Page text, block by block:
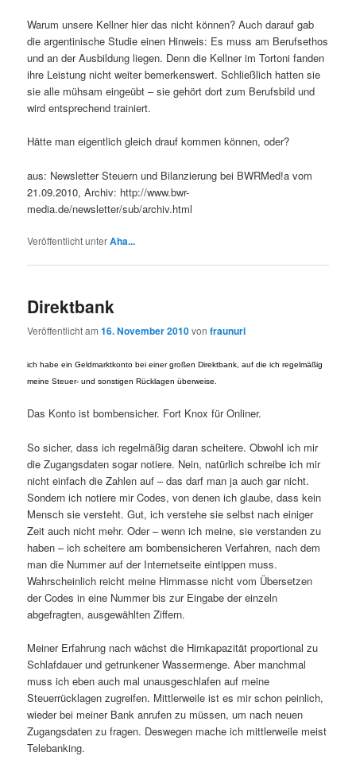
Warum unsere Kellner hier das nicht können? Auch darauf gab
die argentinische Studie einen Hinweis: Es muss am Berufsethos
und an der Ausbildung liegen. Denn die Kellner im Tortoni fanden
ihre Leistung nicht weiter bemerkenswert. Schließlich hatten sie
sie alle mühsam eingeübt – sie gehört dort zum Berufsbild und
wird entsprechend trainiert.
Hätte man eigentlich gleich drauf kommen können, oder?
aus: Newsletter Steuern und Bilanzierung bei BWRMed!a vom
21.09.2010, Archiv: http://www.bwr-
media.de/newsletter/sub/archiv.html
Veröffentlicht unterAha...
Direktbank
Veröffentlicht am16. November 2010vonfraunuri
ich habe ein Geldmarktkonto bei einer großen Direktbank, auf die ich regelmäßig
meine Steuer- und sonstigen Rücklagen überweise.
Das Konto ist bombensicher. Fort Knox für Onliner.
So sicher, dass ich regelmäßig daran scheitere. Obwohl ich mir
die Zugangsdaten sogar notiere. Nein, natürlich schreibe ich mir
nicht einfach die Zahlen auf – das darf man ja auch gar nicht.
Sondern ich notiere mir Codes, von denen ich glaube, dass kein
Mensch sie versteht. Gut, ich verstehe sie selbst nach einiger
Zeit auch nicht mehr. Oder – wenn ich meine, sie verstanden zu
haben – ich scheitere am bombensicheren Verfahren, nach dem
man die Nummer auf der Internetseite eintippen muss.
Wahrscheinlich reicht meine Hirnmasse nicht vom Übersetzen
der Codes in eine Nummer bis zur Eingabe der einzeln
abgefragten, ausgewählten Ziffern.
Meiner Erfahrung nach wächst die Hirnkapazität proportional zu
Schlafdauer und getrunkener Wassermenge. Aber manchmal
muss ich eben auch mal unausgeschlafen auf meine
Steuerrücklagen zugreifen. Mittlerweile ist es mir schon peinlich,
wieder bei meiner Bank anrufen zu müssen, um nach neuen
Zugangsdaten zu fragen. Deswegen mache ich mittlerweile meist
Telebanking.